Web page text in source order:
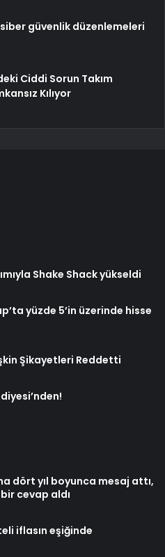
siber güvenlik düzenlemeleri
Ciddi Sorun Takım
Kılıyor
Shake Shack yükseldi
yüzde 5’in üzerinde hisse
Şikayetleri Reddetti
dört yıl boyunca mesaj attı,
cevap aldı
iflasın eşiğinde